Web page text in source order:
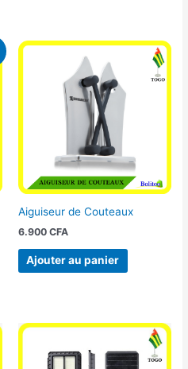
Aiguiseur de Couteaux
6.900 CFA
Ajouter au panier